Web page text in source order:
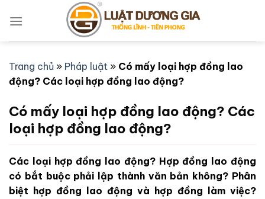
qua
Trang chủ » Pháp luật » Có mấy loại hợp đồng lao
động? Các loại hợp đồng lao động?
Có mấy loại hợp đồng lao động? Các
loại hợp đồng lao động?
Các loại hợp đồng lao động? Hợp đồng lao động
có bắt buộc phải lập thành văn bản không? Phân
biệt hợp đồng lao động và hợp đồng làm việc?